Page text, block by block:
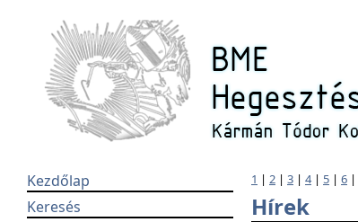
Kezdőlap
Keresés
1 | 2 | 3 | 4| 5 | 6 |
Hírek